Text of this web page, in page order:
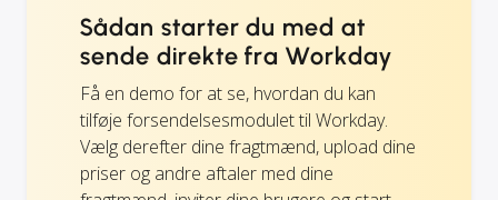
Sådan starter du med at
sende direkte fra Workday
Få en demo for at se, hvordan du kan
tilføje forsendelsesmodulet til Workday.
Vælg derefter dine fragtmænd, upload dine
priser og andre aftaler med dine